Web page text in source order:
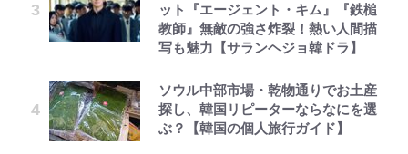
ット『エージェント・キム』『鉄槌
教師』無敵の強さ炸裂！熱い人間描
写も魅力【サランヘジョ韓ドラ】
ソウル中部市場・乾物通りでお土産
探し、韓国リピーターならなにを選
ぶ？【韓国の個人旅行ガイド】